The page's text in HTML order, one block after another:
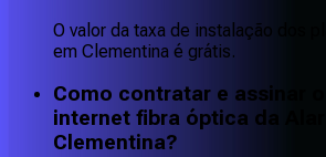
O valor da taxa de instalação dos
em Clementina é grátis.
Como contratar e assinar o
internet fibra óptica da
Clementina?